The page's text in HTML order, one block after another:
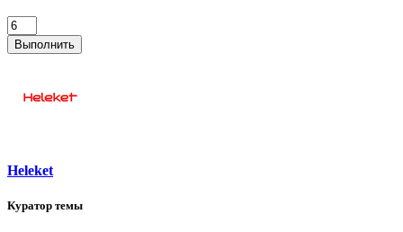
Выполнить
Heleket
Куратор темы